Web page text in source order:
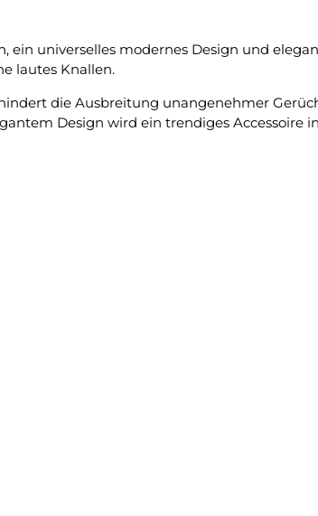
universelles modernes Design und
lautes Knallen.
die Ausbreitung unangenehmer
Design wird ein trendiges Accessoire